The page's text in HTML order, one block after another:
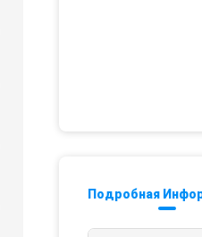
Подробная